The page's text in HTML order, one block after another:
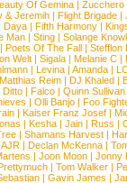
Of Gemina| Zucchero
& Jeremih| Flight Brigade|
Daya | Fifth Harmony |
Man | Sting | Solange
| Poets Of The Fall | Stefflon
Welt| Sigala| Melanie C|
| Levina | Amanda |
Matthias Reim | DJ Khaled |
Ditto| Falco| Quinn Sullivan
| Olli Banjo| Foo
| Kaiser Franz Josef |
| Kesha| Jain| Russ |
| Shamans Harvest|
AJR | Declan McKenna |
| Joon Moon | Jonny
| Tom Walker |
| Gavin James |